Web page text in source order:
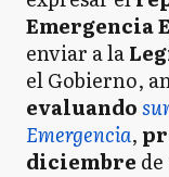
Emergencia
enviar a la
el Gobierno,
evaluando
Emergencia,
diciembre de